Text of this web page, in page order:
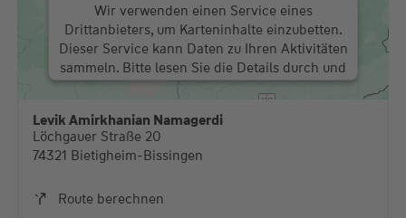
Wir verwenden einen Service eines
Drittanbieters, um Karteninhalte einzubetten.
Dieser Service kann Daten zu Ihren Aktivitäten
sammeln. Bitte lesen Sie die Details durch und
stimmen Sie der Nutzung des Service zu, um
diese Karte anzuzeigen.
Mehr Informationen
Levik Amirkhanian Namagerdi
Löchgauer Straße 20
74321 Bietigheim-Bissingen
Route berechnen